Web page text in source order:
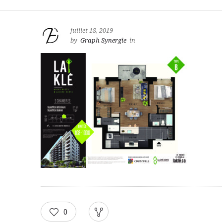
juillet 18, 2019
by Graph Synergie in
0